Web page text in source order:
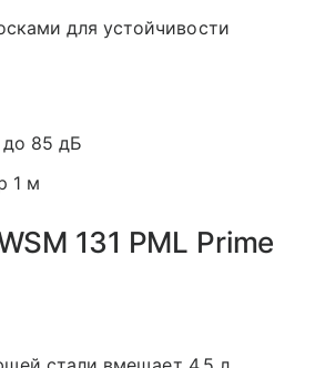
для устойчивости
85 дБ
1 м
131 PML Prime